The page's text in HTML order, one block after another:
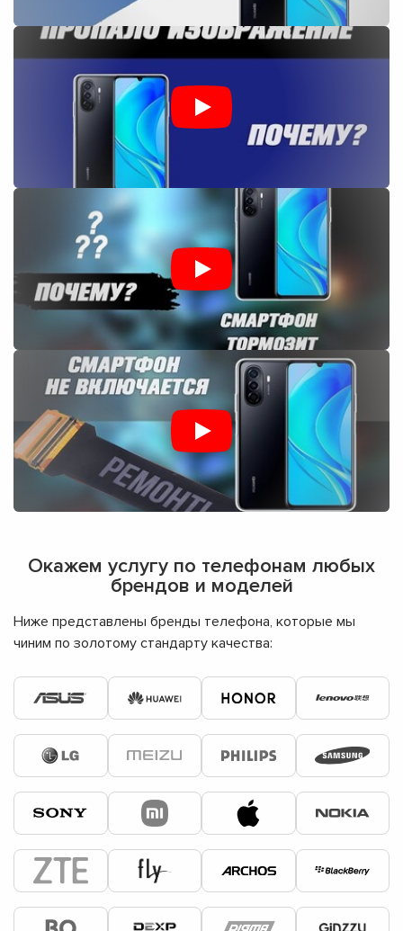
Окажем услугу по телефонам любых
брендов и моделей
Ниже представлены бренды телефона, которые мы
чиним по золотому стандарту качества: